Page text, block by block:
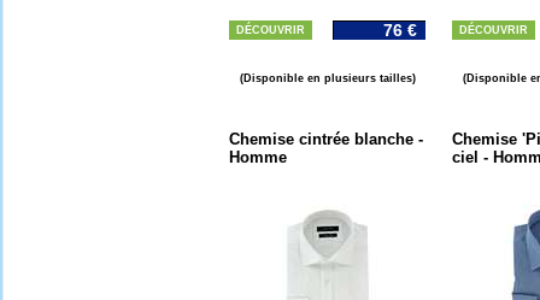
DÉCOUVRIR 76 €
(Disponible en plusieurs tailles)
DÉCOUVRIR
(Disponible
Chemise cintrée blanche -
Homme
Chemise
ciel -